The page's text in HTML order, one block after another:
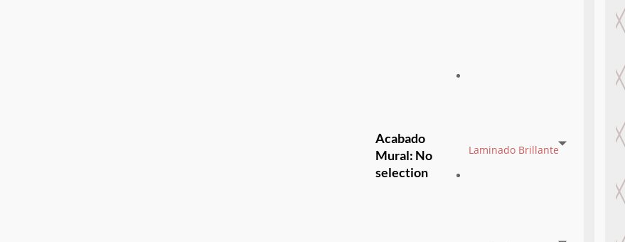
Acabado
Mural: No
selection
Laminado Brillante